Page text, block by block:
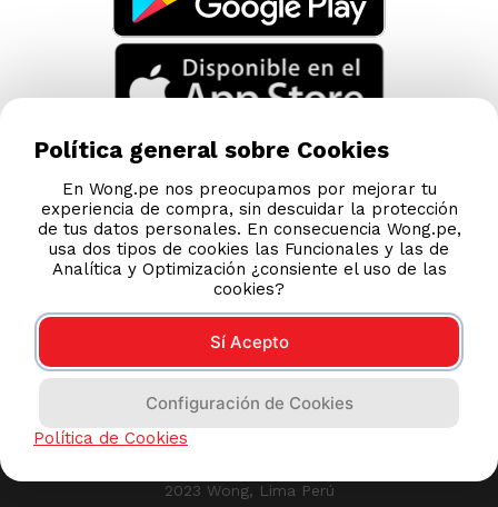
Esta tienda usa Niubiz para realizar transacciones
2023 Wong, Lima Perú
Política general sobre Cookies
En Wong.pe nos preocupamos por mejorar tu
experiencia de compra, sin descuidar la protección
de tus datos personales. En consecuencia Wong.pe,
usa dos tipos de cookies las Funcionales y las de
Analítica y Optimización ¿consiente el uso de las
cookies?
Sí Acepto
Configuración de Cookies
Política de Cookies